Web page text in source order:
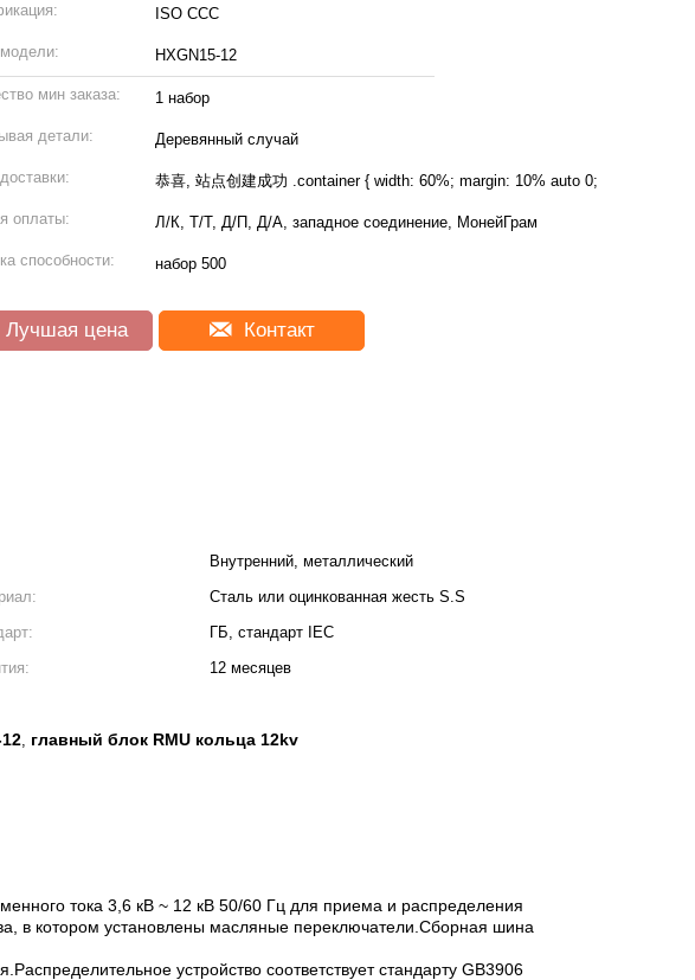
ISO CCC
HXGN15-12
мин заказа: 1 набор
детали: Деревянный случай
恭喜, 站点创建成功 .container { width: 60%; margin: 10% auto 0;
оплаты: Л/К, Т/Т, Д/П, Д/А, западное соединение, МонейГрам
способности: набор 500
Лучшая цена Контакт
Внутренний, металлический
Сталь или оцинкованная жесть S.S
ГБ, стандарт IEC
12 месяцев
, главный блок RMU кольца 12kv
тока 3,6 кВ ~ 12 кВ 50/60 Гц для приема и распределения
в котором установлены масляные переключатели.Сборная шина
устройство соответствует стандарту GB3906